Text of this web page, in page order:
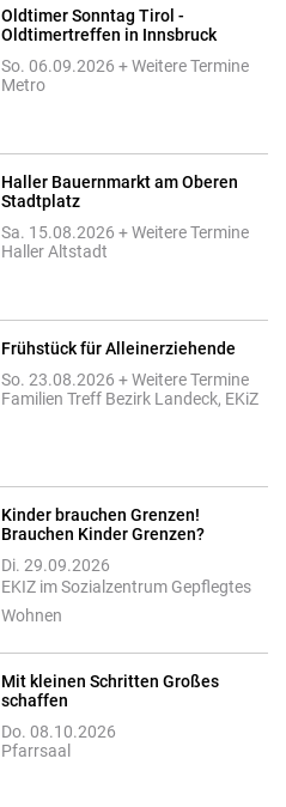
Oldtimer Sonntag Tirol -
Oldtimertreffen in Innsbruck
So. 06.09.2026 + Weitere Termine
Metro
Haller Bauernmarkt am Oberen
Stadtplatz
Sa. 15.08.2026 + Weitere Termine
Haller Altstadt
Frühstück für Alleinerziehende
So. 23.08.2026 + Weitere Termine
Familien Treff Bezirk Landeck, EKiZ
Kinder brauchen Grenzen!
Brauchen Kinder Grenzen?
Di. 29.09.2026
EKIZ im Sozialzentrum Gepflegtes
Wohnen
Mit kleinen Schritten Großes
schaffen
Do. 08.10.2026
Pfarrsaal